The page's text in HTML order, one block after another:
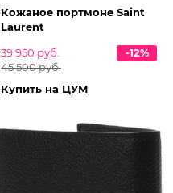
Кожаное портмоне Saint
Laurent
39 950 руб.
45 500 руб.
-12%
Купить на ЦУМ